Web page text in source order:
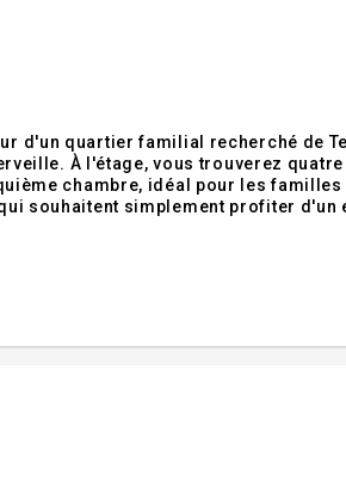
d'un quartier familial recherché de
À l'étage, vous trouverez
chambre, idéal pour les
souhaitent simplement profiter d'un